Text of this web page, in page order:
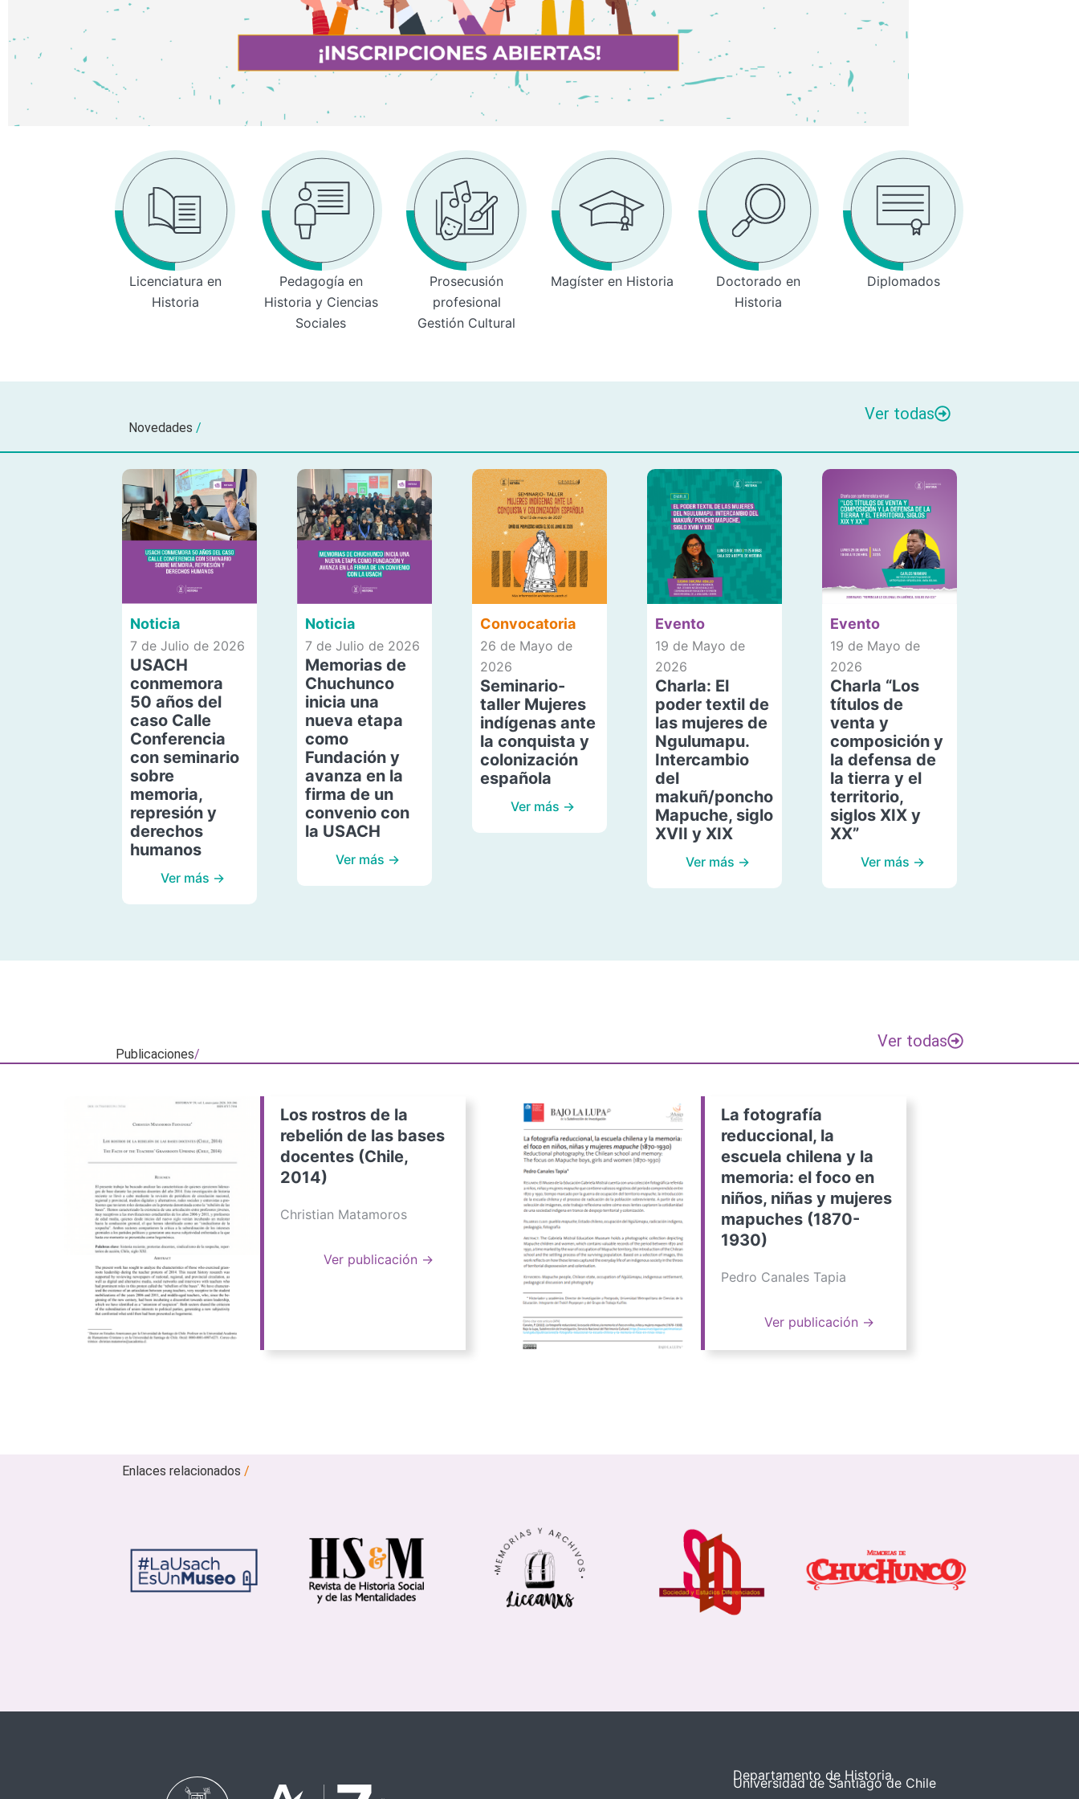
Licenciatura en
Historia
Pedagogía en
Historia y Ciencias
Sociales
Prosecusión
profesional
Gestión Cultural
Magíster en Historia
Doctorado en
Historia
Diplomados
Novedades /
Ver todas
Noticia
7 de Julio de 2026
USACH
conmemora
50 años del
caso Calle
Conferencia
con seminario
sobre
memoria,
represión y
derechos
humanos
Ver más →
Noticia
7 de Julio de 2026
Memorias de
Chuchunco
inicia una
nueva etapa
como
Fundación y
avanza en la
firma de un
convenio con
la USACH
Ver más →
Convocatoria
26 de Mayo de
2026
Seminario-
taller Mujeres
indígenas ante
la conquista y
colonización
española
Ver más →
Evento
19 de Mayo de
2026
Charla: El
poder textil de
las mujeres de
Ngulumapu.
Intercambio
del
makuñ/poncho
Mapuche, siglo
XVII y XIX
Ver más →
Evento
19 de Mayo de
2026
Charla “Los
títulos de
venta y
composición y
la defensa de
la tierra y el
territorio,
siglos XIX y
XX”
Ver más →
Publicaciones/
Ver todas
Los rostros de la
rebelión de las bases
docentes (Chile,
2014)
Christian Matamoros
Ver publicación →
La fotografía
reduccional, la
escuela chilena y la
memoria: el foco en
niños, niñas y mujeres
mapuches (1870-
1930)
Pedro Canales Tapia
Ver publicación →
Enlaces relacionados/
Departamento de Historia
Universidad de Santiago de Chile